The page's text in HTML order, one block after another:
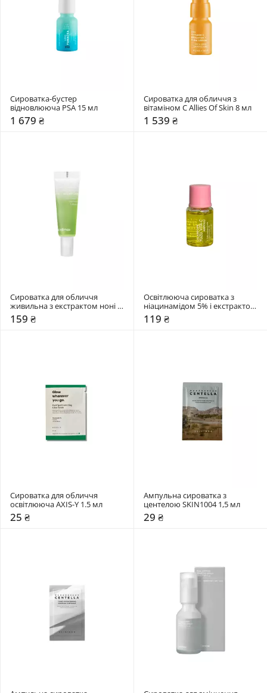
Сироватка-бустер
відновлююча PSA 15 мл
1 679 ₴
Сироватка для обличчя з
вітаміном C Allies Of Skin 8 мл
1 539 ₴
Сироватка для обличчя
живильна з екстрактом ноні
Celimax 10 мл
159 ₴
Освітлююча сироватка з
ніацинамідом 5% і екстрактом
юдзу Lalarecipe 5 мл
119 ₴
Сироватка для обличчя
освітлююча AXIS-Y 1.5 мл
25 ₴
Ампульна сироватка з
центелою SKIN1004 1,5 мл
29 ₴